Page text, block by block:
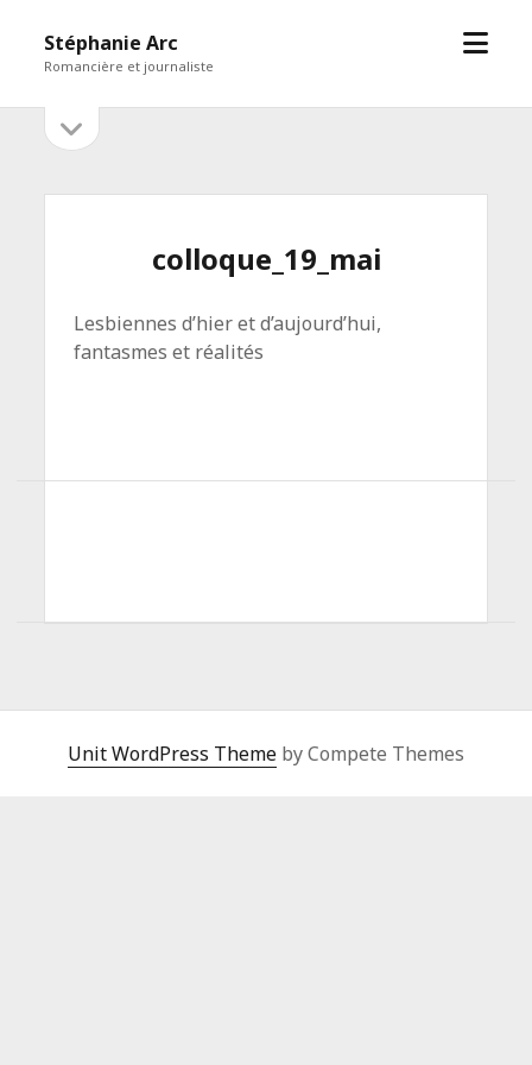
Stéphanie Arc
Romancière et journaliste
open
Sidebar
sidebar
colloque_19_mai
Lesbiennes d’hier et d’aujourd’hui,
fantasmes et réalités
Unit WordPress Theme by Compete Themes